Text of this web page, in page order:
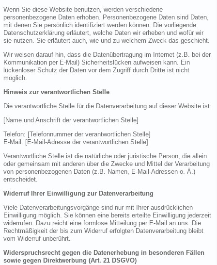
Wenn Sie diese Website benutzen, werden verschiedene
personenbezogene Daten erhoben. Personenbezogene Daten sind Daten,
mit denen Sie persönlich identifiziert werden können. Die vorliegende
Datenschutzerklärung erläutert, welche Daten wir erheben und wofür wir
sie nutzen. Sie erläutert auch, wie und zu welchem Zweck das geschieht.
Wir weisen darauf hin, dass die Datenübertragung im Internet (z.B. bei der
Kommunikation per E-Mail) Sicherheitslücken aufweisen kann. Ein
lückenloser Schutz der Daten vor dem Zugriff durch Dritte ist nicht
möglich.
Hinweis zur verantwortlichen Stelle
Die verantwortliche Stelle für die Datenverarbeitung auf dieser Website ist:
[Name und Anschrift der verantwortlichen Stelle]
Telefon: [Telefonnummer der verantwortlichen Stelle]
E-Mail: [E-Mail-Adresse der verantwortlichen Stelle]
Verantwortliche Stelle ist die natürliche oder juristische Person, die allein
oder gemeinsam mit anderen über die Zwecke und Mittel der Verarbeitung
von personenbezogenen Daten (z.B. Namen, E-Mail-Adressen o. Ä.)
entscheidet.
Widerruf Ihrer Einwilligung zur Datenverarbeitung
Viele Datenverarbeitungsvorgänge sind nur mit Ihrer ausdrücklichen
Einwilligung möglich. Sie können eine bereits erteilte Einwilligung jederzeit
widerrufen. Dazu reicht eine formlose Mitteilung per E-Mail an uns. Die
Rechtmäßigkeit der bis zum Widerruf erfolgten Datenverarbeitung bleibt
vom Widerruf unberührt.
Widerspruchsrecht gegen die Datenerhebung in besonderen Fällen
sowie gegen Direktwerbung (Art. 21 DSGVO)